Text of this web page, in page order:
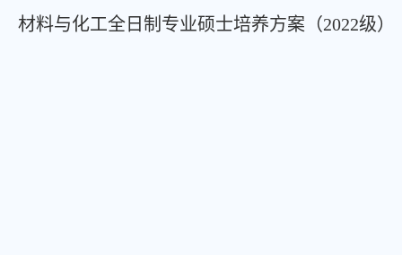
材料与化工全日制专业硕士培养方案（2022级）